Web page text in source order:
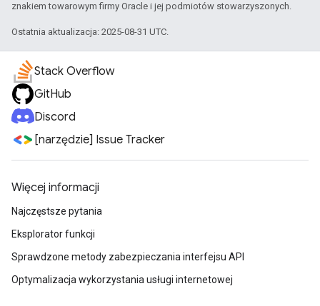
znakiem towarowym firmy Oracle i jej podmiotów stowarzyszonych.
Ostatnia aktualizacja: 2025-08-31 UTC.
Stack Overflow
GitHub
Discord
[narzędzie] Issue Tracker
Więcej informacji
Najczęstsze pytania
Eksplorator funkcji
Sprawdzone metody zabezpieczania interfejsu API
Optymalizacja wykorzystania usługi internetowej